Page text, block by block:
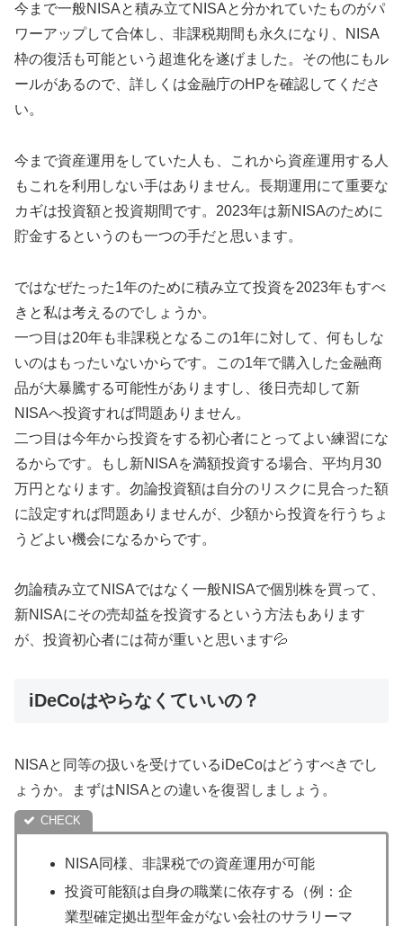
今まで一般NISAと積み立てNISAと分かれていたものがパ
ワーアップして合体し、非課税期間も永久になり、NISA
枠の復活も可能という超進化を遂げました。その他にもル
ールがあるので、詳しくは金融庁のHPを確認してくださ
い。
今まで資産運用をしていた人も、これから資産運用する人
もこれを利用しない手はありません。長期運用にて重要な
カギは投資額と投資期間です。2023年は新NISAのために
貯金するというのも一つの手だと思います。
ではなぜたった1年のために積み立て投資を2023年もすべ
きと私は考えるのでしょうか。
一つ目は20年も非課税となるこの1年に対して、何もしな
いのはもったいないからです。この1年で購入した金融商
品が大暴騰する可能性がありますし、後日売却して新
NISAへ投資すれば問題ありません。
二つ目は今年から投資をする初心者にとってよい練習にな
るからです。もし新NISAを満額投資する場合、平均月30
万円となります。勿論投資額は自分のリスクに見合った額
に設定すれば問題ありませんが、少額から投資を行うちょ
うどよい機会になるからです。
勿論積み立てNISAではなく一般NISAで個別株を買って、
新NISAにその売却益を投資するという方法もあります
が、投資初心者には荷が重いと思います💦
iDeCoはやらなくていいの？
NISAと同等の扱いを受けているiDeCoはどうすべきでし
ょうか。まずはNISAとの違いを復習しましょう。
NISA同様、非課税での資産運用が可能
投資可能額は自身の職業に依存する（例：企
業型確定拠出型年金がない会社のサラリーマ